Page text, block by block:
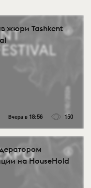
жюри Tashkent
Вчера в 18:56 150
на HouseHold